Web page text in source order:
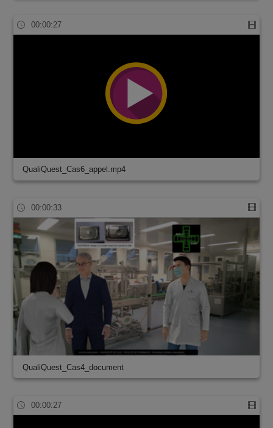
00:00:27
QualiQuest_Cas6_appel.mp4
00:00:33
QualiQuest_Cas4_document
00:00:27